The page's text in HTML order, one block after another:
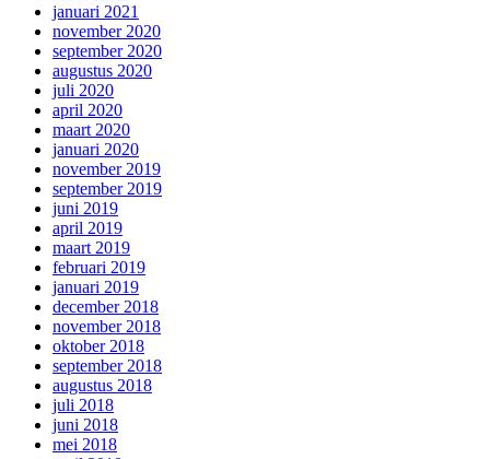
januari 2021
november 2020
september 2020
augustus 2020
juli 2020
april 2020
maart 2020
januari 2020
november 2019
september 2019
juni 2019
april 2019
maart 2019
februari 2019
januari 2019
december 2018
november 2018
oktober 2018
september 2018
augustus 2018
juli 2018
juni 2018
mei 2018